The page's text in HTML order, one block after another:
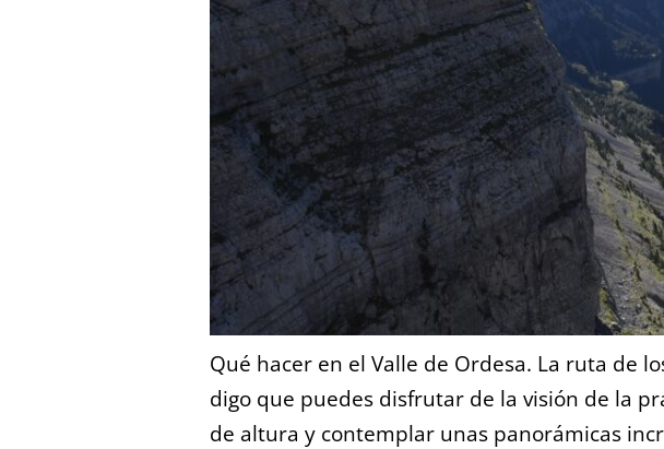
Qué hacer en el Valle de Ordesa. La ruta de
digo que puedes disfrutar de la visión de la
de altura y contemplar unas panorámicas